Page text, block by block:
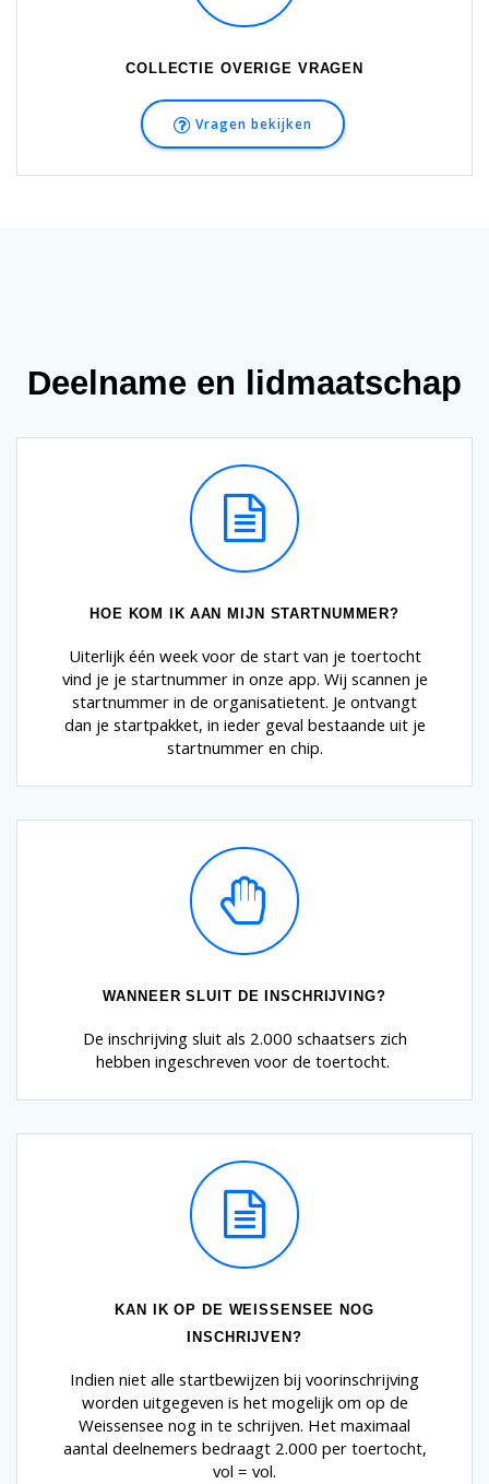
COLLECTIE OVERIGE VRAGEN
Vragen bekijken
Deelname en lidmaatschap
HOE KOM IK AAN MIJN STARTNUMMER?
Uiterlijk één week voor de start van je toertocht
vind je je startnummer in onze app. Wij scannen je
startnummer in de organisatietent. Je ontvangt
dan je startpakket, in ieder geval bestaande uit je
startnummer en chip.
WANNEER SLUIT DE INSCHRIJVING?
De inschrijving sluit als 2.000 schaatsers zich
hebben ingeschreven voor de toertocht.
KAN IK OP DE WEISSENSEE NOG
INSCHRIJVEN?
Indien niet alle startbewijzen bij voorinschrijving
worden uitgegeven is het mogelijk om op de
Weissensee nog in te schrijven. Het maximaal
aantal deelnemers bedraagt 2.000 per toertocht,
vol = vol.